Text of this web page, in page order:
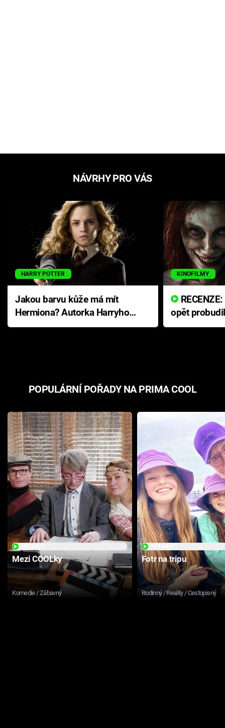
NÁVRHY PRO VÁS
HARRY POTTER
Jakou barvu kůže má mít
Hermiona? Autorka Harryho
Pottera přišla s ráznou
KINOFILMY
opět
přichází s
POPULÁRNÍ POŘADY NA PRIMA COOL
Mezi COOLky
Komedie / Zábavný
Fotr na tripu
Rodinný / Reality / Cestopisný